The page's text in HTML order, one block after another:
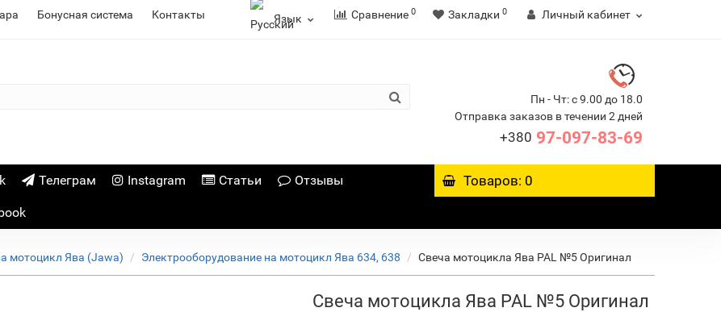
Бонусная система Контакты Язык Сравнение 0 Закладки 0 Личный кабинет
Пн - Чт: с 9.00 до 18.0
Отправка заказов в течении 2 дней
+380 97-097-83-69
Телеграм Instagram Статьи Отзывы Товаров: 0
мотоцикл Ява (Jawa) Электрооборудование на мотоцикл Ява 634, 638 Свеча мотоцикла Ява PAL №5 Оригинал
Свеча мотоцикла Ява PAL №5 Оригинал